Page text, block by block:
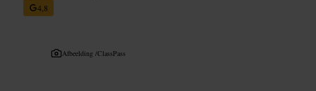
4,8
Afbeelding /ClassPass